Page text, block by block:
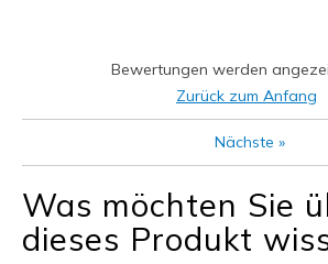
Feels true to width
Sizing
Feels half size too
Shoes are for
Bewertungen werden
Zurück zum Anfang
Nächste »
Was möchten Sie
dieses Produkt